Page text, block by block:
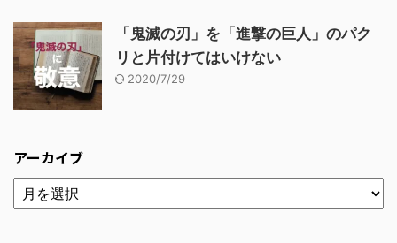
「鬼滅の刃」を「進撃の巨人」のパク
リと片付けてはいけない
2020/7/29
アーカイブ